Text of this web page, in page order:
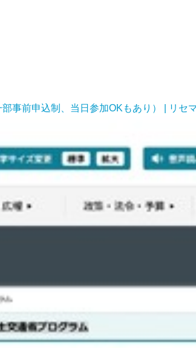
事前申込制、当日参加OKもあり） | リセ